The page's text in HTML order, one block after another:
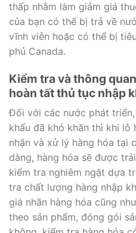
thấp nhằm làm giảm giá
của bạn có thể bị trả về
vĩnh viễn hoặc có thể bị
phủ Canada.
Kiểm tra và thông
hoàn tất thủ tục nhập
Đối với các nước phát
khẩu đã khó khăn thì khi
nhận và xử lý hàng hóa tại
dàng, hàng hóa sẽ được
kiểm tra nghiêm ngặt dựa
tra chất lượng hàng nhập
giá nhãn hàng hóa cũng
theo sản phẩm, đóng gói